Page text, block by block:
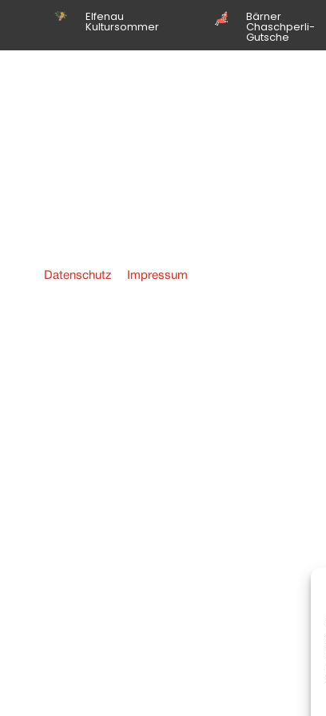
Elfenau
Kultursommer
Bärner
Chaschperli-
Gutsche
Datenschutz Impressum